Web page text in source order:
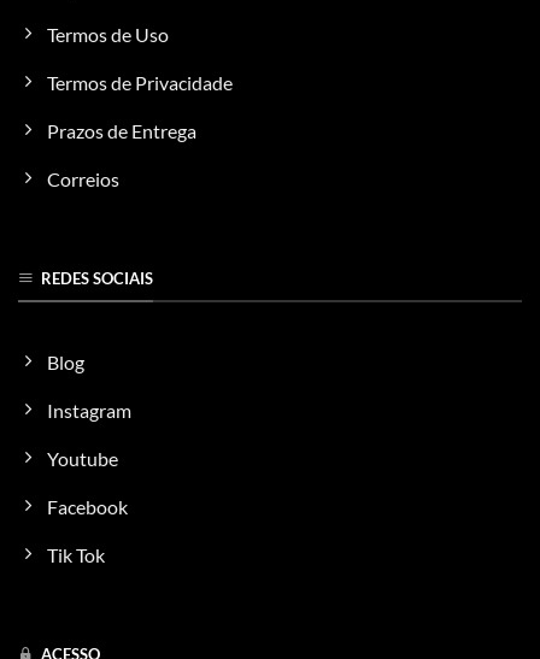
Termos de Uso
Termos de Privacidade
Prazos de Entrega
Correios
REDES SOCIAIS
Blog
Instagram
Youtube
Facebook
Tik Tok
ACESSO